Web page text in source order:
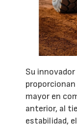
Su
mayor en
anterior, al
estabilidad,